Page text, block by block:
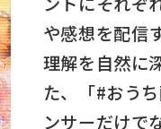
や感想を配信
理解を自然に
た、「#おう
ンサーだけで